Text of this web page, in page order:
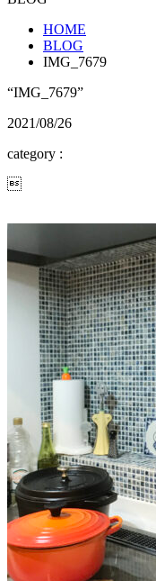
HOME
BLOG
IMG_7679
“IMG_7679”
2021/08/26
category :
